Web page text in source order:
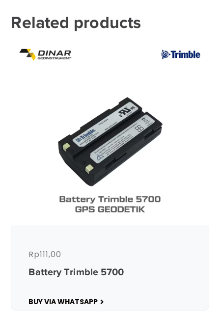
Related products
Battery Trimble 5700
Rp111,00
BUY VIA WHATSAPP